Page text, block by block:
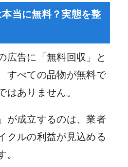
本当に無料？実態を整
広告に「無料回収」と
すべての品物が無料で
はありません。
が成立するのは、業者
クルの利益が見込める